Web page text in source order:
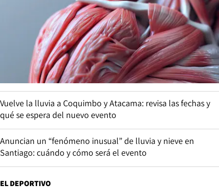
Vuelve la lluvia a Coquimbo y Atacama: revisa las fechas y
qué se espera del nuevo evento
Anuncian un “fenómeno inusual” de lluvia y nieve en
Santiago: cuándo y cómo será el evento
EL DEPORTIVO